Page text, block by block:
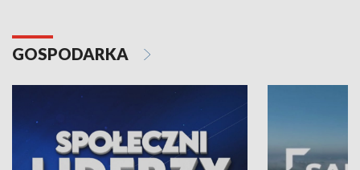
GOSPODARKA